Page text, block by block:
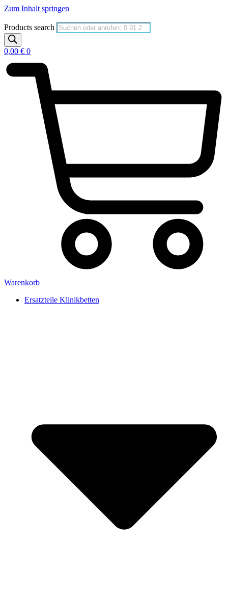
Zum Inhalt springen
Products search
0,00 € 0
Warenkorb
Ersatzteile Klinikbetten